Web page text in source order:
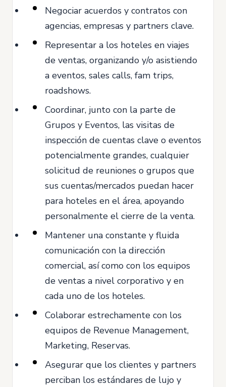
Negociar acuerdos y contratos con
agencias, empresas y partners clave.
Representar a los hoteles en viajes
de ventas, organizando y/o asistiendo
a eventos, sales calls, fam trips,
roadshows.
Coordinar, junto con la parte de
Grupos y Eventos, las visitas de
inspección de cuentas clave o eventos
potencialmente grandes, cualquier
solicitud de reuniones o grupos que
sus cuentas/mercados puedan hacer
para hoteles en el área, apoyando
personalmente el cierre de la venta.
Mantener una constante y fluida
comunicación con la dirección
comercial, así como con los equipos
de ventas a nivel corporativo y en
cada uno de los hoteles.
Colaborar estrechamente con los
equipos de Revenue Management,
Marketing, Reservas.
Asegurar que los clientes y partners
perciban los estándares de lujo y